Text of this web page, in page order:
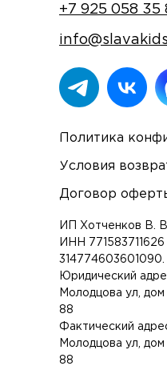
+7 925 058 35
ИП Хотченков В. В.
ИНН
314774603601090.
Юридический
Молодцова ул, дом
88
Фактический
Молодцова ул, дом
88
Политика
Условия
Договор